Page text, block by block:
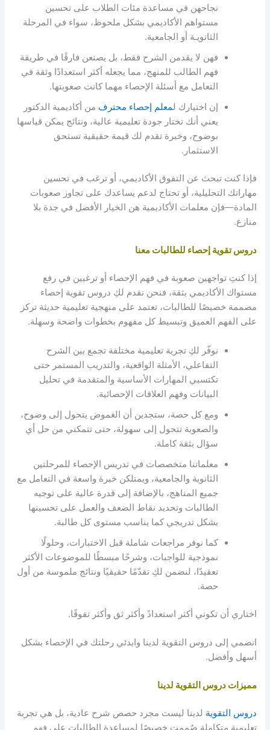
نجاحهن في مساعدة مئات الطلاب على تحسين
مستواهم الأكاديمي بشكل ملحوظ، سواء في المرحلة
الثانويـة أو الجامعية.
فهن لا يقدمن الشرح فقط، بل يصنعن فارقًا في طريقة
فهم الطالب للمنهج، مما يجعله أكثر استعدادًا وثقة في
التعامل مع أسئلة الإحصاء مهما كانت صعوبتها.
إن اختيارك لمعلم إحصاء محترف من أكاديمية الدكتور
يعني أنك تختار جودة تعليمية عالية، ونتائج يمكن قياسها
بوضوح، وخبرة تقدم لك قيمة حقيقية تستحق
الاستثمار.
فإذا كنت تبحث عن التفوق الأكاديمي، أو ترغب في تحسين
مهاراتك التحليلية، أو تحتاج لدعم يساعدك على تجاوز صعوبات
المادة—فإن معلمات الأكاديمية هن الخيار الأفضل في جدة بلا
منازع.
دروس تقوية إحصاء للطالبات معنا
إذا كنتِ تواجهين صعوبة في فهم الإحصاء أو ترغبين في رفع
مستواك الأكاديمي بثقة، فنحن نقدم لكِ دروس تقوية إحصاء
مصممة خصيصًا للطالبات، تعتمد على منهجية تعليمية حديثة تركز
على الفهم العميق وتبسيط كل مفهوم بخطوات واضحة وسهلة.
نوفّر لكِ تجربة تعليمية مختلفة تجمع بين الشرح
التفاعلي، الأمثلة الواقعية، والتدريب المستمر حتى
تكتسبي المهارات الأساسية والمتقدمة في تحليل
البيانات وفهم العلاقات الإحصائية.
ومع كل حصة، ستجدين أن الغموض يتحول إلى وضوح،
والصعوبة تتحول إلى سهولة، حتى تتمكني من حل أي
سؤال بثقة كاملة.
معلماتنا متخصصات في تدريس الإحصاء للمرحلتين
الثانوية والجامعية، ويمتلكن خبرة واسعة في التعامل مع
جميع المناهج، بالإضافة إلى قدرة عالية على توجيه
الطالبات وتحديد نقاط الضعف والعمل على تحسينها
بشكل تدريجي كما يناسب مستوى كل طالبة.
كما نوفر مراجعات شاملة قبل الاختبارات، وحلولًا
نموذجية للواجبات، وشرحًا مبسطًا للموضوعات الأكثر
تعقيدًا، لنضمن لكِ تقدّمًا حقيقيًا ونتائج ملموسة من أول
حصة.
اختاري أن تكوني أكثر استعدادً وأكثر ثق وأكثر تفوقًا.
انضمي إلى دروس التقوية لدينا وابدئي رحلتك في الإحصاء بشكل
أسهل وأفضل.
مميزات دروس التقوية لدينا
دروس التقوية لدينا ليست مجرد حصص شرح عادية، بل هي تجربة
تعليمية متكاملة صُممت خصيصًا لمساعدة الطالبات على فهم